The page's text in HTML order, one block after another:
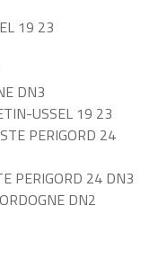
19 23
DN3
USSEL 19 23
PERIGORD 24
PERIGORD 24 DN3
DN2